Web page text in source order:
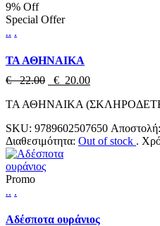
9% Off
Special Offer
.. .
ΤΑ ΑΘΗΝΑΙΚΑ
€ 22.00
€ 20.00
ΤΑ ΑΘΗΝΑΙΚΑ
SKU: 9789602507650 Αποστολή:
Διαθεσιμότητα: Out of stock .
Promo
.. .
Αδέσποτα ουράνιος